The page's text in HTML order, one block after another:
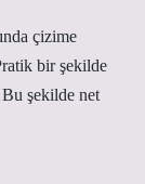
çizime
bir şekilde
şekilde net